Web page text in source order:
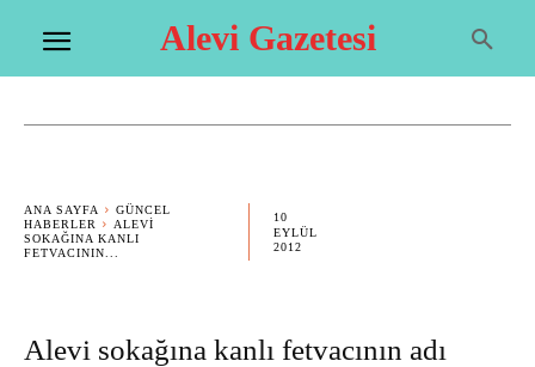
Alevi Gazetesi
ANA SAYFA
GÜNCEL
HABERLER
ALEVI
SOKAĞINA KANLI
FETVACININ...
10
EYLÜL
2012
Alevi sokağına kanlı fetvacının adı